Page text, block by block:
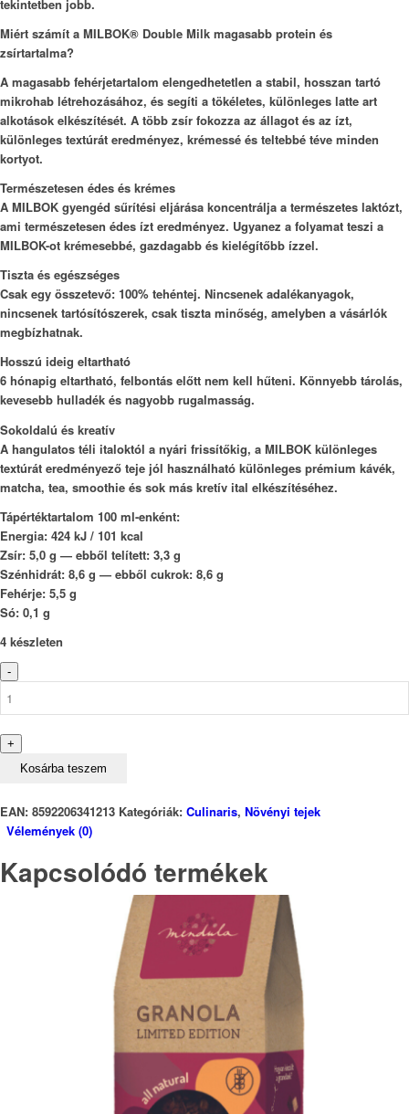
tekintetben jobb.
Miért számít a MILBOK® Double Milk magasabb protein és
zsírtartalma?
A magasabb fehérjetartalom elengedhetetlen a stabil, hosszan tartó
mikrohab létrehozásához, és segíti a tökéletes, különleges latte art
alkotások elkészítését. A több zsír fokozza az állagot és az ízt,
különleges textúrát eredményez, krémessé és teltebbé téve minden
kortyot.
Természetesen édes és krémes
A MILBOK gyengéd sűrítési eljárása koncentrálja a természetes laktózt,
ami természetesen édes ízt eredményez. Ugyanez a folyamat teszi a
MILBOK-ot krémesebbé, gazdagabb és kielégítőbb ízzel.
Tiszta és egészséges
Csak egy összetevő: 100% tehéntej. Nincsenek adalékanyagok,
nincsenek tartósítószerek, csak tiszta minőség, amelyben a vásárlók
megbízhatnak.
Hosszú ideig eltartható
6 hónapig eltartható, felbontás előtt nem kell hűteni. Könnyebb tárolás,
kevesebb hulladék és nagyobb rugalmasság.
Sokoldalú és kreatív
A hangulatos téli italoktól a nyári frissítőkig, a MILBOK különleges
textúrát eredményező teje jól használható különleges prémium kávék,
matcha, tea, smoothie és sok más kretív ital elkészítéséhez.
Tápértéktartalom 100 ml-enként:
Energia: 424 kJ / 101 kcal
Zsír: 5,0 g — ebből telített: 3,3 g
Szénhidrát: 8,6 g — ebből cukrok: 8,6 g
Fehérje: 5,5 g
Só: 0,1 g
4 készleten
- MILBOKⓇ
tej
+
Kosárba teszem
EAN: 8592206341213 Kategóriák: Culinaris, Növényi tejek
Vélemények (0)
Kapcsolódó termékek